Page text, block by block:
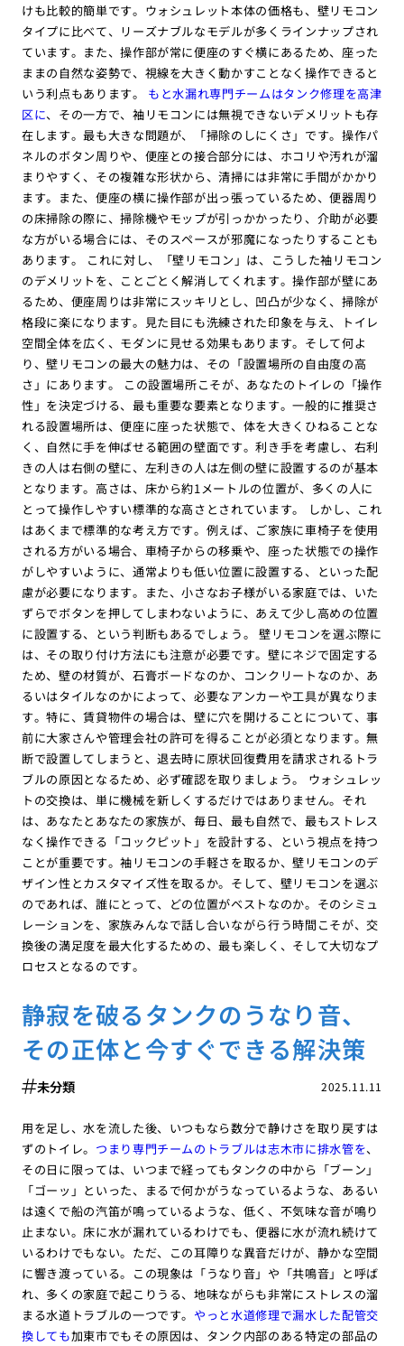
けも比較的簡単です。ウォシュレット本体の価格も、壁リモコン
タイプに比べて、リーズナブルなモデルが多くラインナップされ
ています。また、操作部が常に便座のすぐ横にあるため、座った
ままの自然な姿勢で、視線を大きく動かすことなく操作できると
いう利点もあります。 もと水漏れ専門チームはタンク修理を高津
区に、その一方で、袖リモコンには無視できないデメリットも存
在します。最も大きな問題が、「掃除のしにくさ」です。操作パ
ネルのボタン周りや、便座との接合部分には、ホコリや汚れが溜
まりやすく、その複雑な形状から、清掃には非常に手間がかかり
ます。また、便座の横に操作部が出っ張っているため、便器周り
の床掃除の際に、掃除機やモップが引っかかったり、介助が必要
な方がいる場合には、そのスペースが邪魔になったりすることも
あります。 これに対し、「壁リモコン」は、こうした袖リモコン
のデメリットを、ことごとく解消してくれます。操作部が壁にあ
るため、便座周りは非常にスッキリとし、凹凸が少なく、掃除が
格段に楽になります。見た目にも洗練された印象を与え、トイレ
空間全体を広く、モダンに見せる効果もあります。そして何よ
り、壁リモコンの最大の魅力は、その「設置場所の自由度の高
さ」にあります。 この設置場所こそが、あなたのトイレの「操作
性」を決定づける、最も重要な要素となります。一般的に推奨さ
れる設置場所は、便座に座った状態で、体を大きくひねることな
く、自然に手を伸ばせる範囲の壁面です。利き手を考慮し、右利
きの人は右側の壁に、左利きの人は左側の壁に設置するのが基本
となります。高さは、床から約1メートルの位置が、多くの人に
とって操作しやすい標準的な高さとされています。 しかし、これ
はあくまで標準的な考え方です。例えば、ご家族に車椅子を使用
される方がいる場合、車椅子からの移乗や、座った状態での操作
がしやすいように、通常よりも低い位置に設置する、といった配
慮が必要になります。また、小さなお子様がいる家庭では、いた
ずらでボタンを押してしまわないように、あえて少し高めの位置
に設置する、という判断もあるでしょう。 壁リモコンを選ぶ際に
は、その取り付け方法にも注意が必要です。壁にネジで固定する
ため、壁の材質が、石膏ボードなのか、コンクリートなのか、あ
るいはタイルなのかによって、必要なアンカーや工具が異なりま
す。特に、賃貸物件の場合は、壁に穴を開けることについて、事
前に大家さんや管理会社の許可を得ることが必須となります。無
断で設置してしまうと、退去時に原状回復費用を請求されるトラ
ブルの原因となるため、必ず確認を取りましょう。 ウォシュレッ
トの交換は、単に機械を新しくするだけではありません。それ
は、あなたとあなたの家族が、毎日、最も自然で、最もストレス
なく操作できる「コックピット」を設計する、という視点を持つ
ことが重要です。袖リモコンの手軽さを取るか、壁リモコンのデ
ザイン性とカスタマイズ性を取るか。そして、壁リモコンを選ぶ
のであれば、誰にとって、どの位置がベストなのか。そのシミュ
レーションを、家族みんなで話し合いながら行う時間こそが、交
換後の満足度を最大化するための、最も楽しく、そして大切なプ
ロセスとなるのです。
静寂を破るタンクのうなり音、
その正体と今すぐできる解決策
2025.11.11
未分類
用を足し、水を流した後、いつもなら数分で静けさを取り戻すは
ずのトイレ。 つまり専門チームのトラブルは志木市に排水管を、
その日に限っては、いつまで経ってもタンクの中から「ブーン」
「ゴーッ」といった、まるで何かがうなっているような、あるい
は遠くで船の汽笛が鳴っているような、低く、不気味な音が鳴り
止まない。床に水が漏れているわけでも、便器に水が流れ続けて
いるわけでもない。ただ、この耳障りな異音だけが、静かな空間
に響き渡っている。この現象は「うなり音」や「共鳴音」と呼ば
れ、多くの家庭で起こりうる、地味ながらも非常にストレスの溜
まる水道トラブルの一つです。 やっと水道修理で漏水した配管交
換しても加東市でもその原因は、タンク内部のある特定の部品の